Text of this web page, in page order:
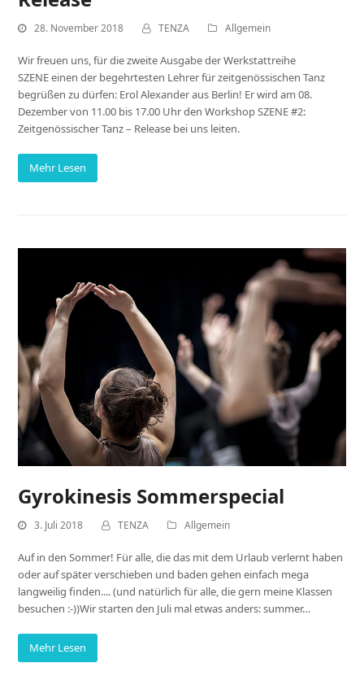
28. November 2018 TENZA Allgemein
Wir freuen uns, für die zweite Ausgabe der Werkstattreihe
SZENE einen der begehrtesten Lehrer für zeitgenössischen Tanz
begrüßen zu dürfen: Erol Alexander aus Berlin! Er wird am 08.
Dezember von 11.00 bis 17.00 Uhr den Workshop SZENE #2:
Zeitgenössischer Tanz – Release bei uns leiten.
Mehr Lesen
Gyrokinesis Sommerspecial
3. Juli 2018 TENZA Allgemein
Auf in den Sommer! Für alle, die das mit dem Urlaub verlernt haben
oder auf später verschieben und baden gehen einfach mega
langweilig finden.... (und natürlich für alle, die gern meine Klassen
besuchen :-))Wir starten den Juli mal etwas anders: summer…
Mehr Lesen